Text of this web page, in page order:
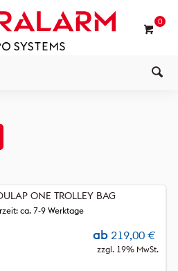
0
ONE TROLLEY BAG
ca. 7-9 Werktage
ab 219,00 €
zzgl. 19% MwSt.